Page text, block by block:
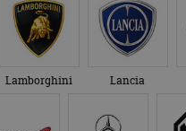
Lamborghini Lancia